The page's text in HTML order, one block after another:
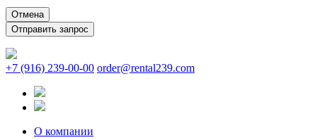
Отмена
+7 (916) 239-00-00 order@rental239.com
О компании